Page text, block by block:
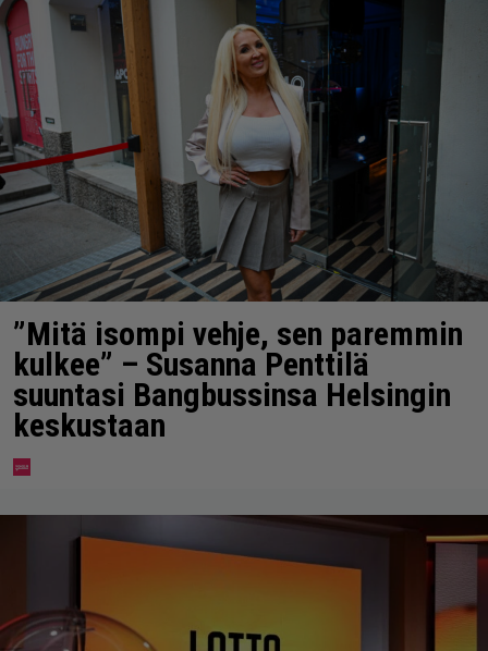
”Mitä isompi vehje, sen paremmin
kulkee” – Susanna Penttilä
suuntasi Bangbussinsa Helsingin
keskustaan